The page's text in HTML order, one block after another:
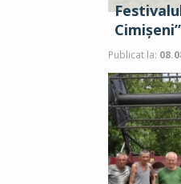
Publicat la: